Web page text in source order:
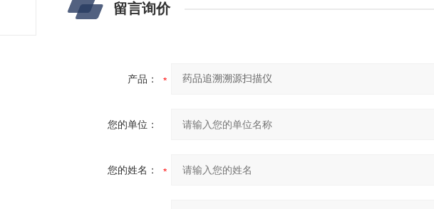
留言询价
产品：
您的单位：
您的姓名：